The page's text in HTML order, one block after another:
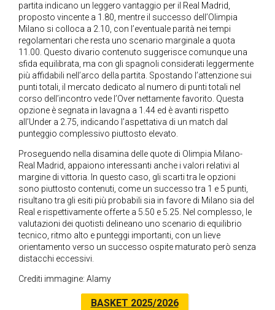
partita indicano un leggero vantaggio per il Real Madrid,
proposto vincente a 1.80, mentre il successo dell’Olimpia
Milano si colloca a 2.10, con l’eventuale parità nei tempi
regolamentari che resta uno scenario marginale a quota
11.00. Questo divario contenuto suggerisce comunque una
sfida equilibrata, ma con gli spagnoli considerati leggermente
più affidabili nell’arco della partita. Spostando l’attenzione sui
punti totali, il mercato dedicato al numero di punti totali nel
corso dell’incontro vede l’Over nettamente favorito. Questa
opzione è segnata in lavagna a 1.44 ed è avanti rispetto
all’Under a 2.75, indicando l’aspettativa di un match dal
punteggio complessivo piuttosto elevato.
Proseguendo nella disamina delle quote di Olimpia Milano-
Real Madrid, appaiono interessanti anche i valori relativi al
margine di vittoria. In questo caso, gli scarti tra le opzioni
sono piuttosto contenuti, come un successo tra 1 e 5 punti,
risultano tra gli esiti più probabili sia in favore di Milano sia del
Real e rispettivamente offerte a 5.50 e 5.25. Nel complesso, le
valutazioni dei quotisti delineano uno scenario di equilibrio
tecnico, ritmo alto e punteggi importanti, con un lieve
orientamento verso un successo ospite maturato però senza
distacchi eccessivi.
Crediti immagine: Alamy
BASKET 2025/2026